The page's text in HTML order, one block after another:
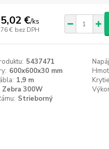
€/ks
€ bez DPH
5437471
600x600x30 mm
1,9 m
Zebra 300W
Strieborný